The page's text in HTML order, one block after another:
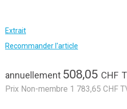
Extrait
Recommander l'article
annuellement 508,05 CHF
Prix Non-membre 1 783,65 CHF